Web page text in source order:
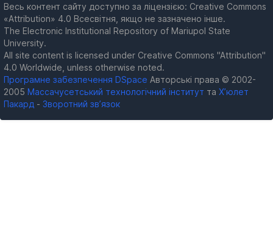
Весь контент сайту доступно за ліцензією: Creative Commons
«Attribution» 4.0 Всесвітня, якщо не зазначено інше.
The Electronic Institutional Repository of Mariupol State
University.
All site content is licensed under Creative Commons "Attribution"
4.0 Worldwide, unless otherwise noted.
Програмне забезпечення DSpace Авторські права © 2002-
2005 Массачусетський технологічний інститут та Х’юлет
Пакард - Зворотний зв’язок